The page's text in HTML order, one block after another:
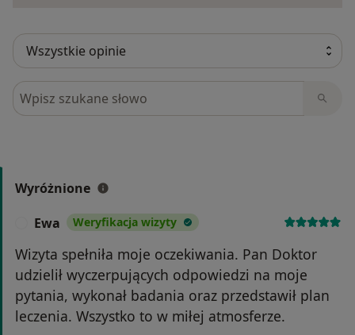
Szukaj w opiniach
Wyróżnione
Ewa Weryfikacja wizyty
Wizyta spełniła moje oczekiwania. Pan Doktor
udzielił wyczerpujących odpowiedzi na moje
pytania, wykonał badania oraz przedstawił plan
leczenia. Wszystko to w miłej atmosferze.